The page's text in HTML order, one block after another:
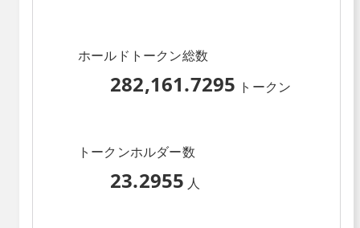
ホールドトークン総数
282,161.7295 トークン
トークンホルダー数
23.2955 人